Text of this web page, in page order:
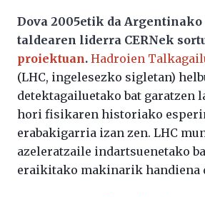
Dova 2005etik da
taldearen liderra CERNek
proiektuan. Hadroien
(LHC, ingelesezko sigletan)
detektagailuetako bat garatzen
hori fisikaren historiako
erabakigarria izan zen. LHC
azeleratzaile indartsuenetako
eraikitako makinarik handiena